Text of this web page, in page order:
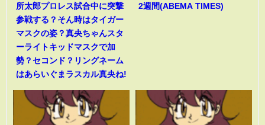
所太郎プロレス試合中に突撃
参戦する？そん時はタイガー
マスクの姿？真央ちゃんスタ
ーライトキッドマスクで加
勢？セコンド？リングネーム
はあらいぐまラスカル真央ね!
2週間(ABEMA TIMES)